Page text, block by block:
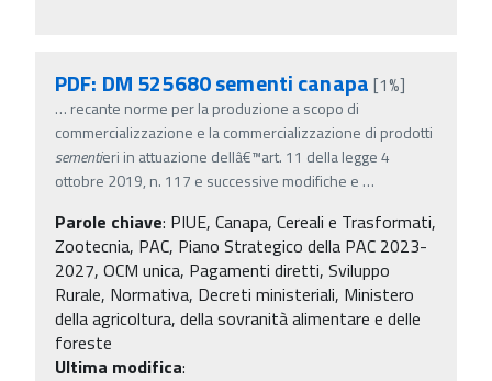
PDF: DM 525680 sementi canapa [1%]
… recante norme per la produzione a scopo di
commercializzazione e la commercializzazione di prodotti
sementieri in attuazione dellâ€™art. 11 della legge 4
ottobre 2019, n. 117 e successive modifiche e …
Parole chiave: PIUE, Canapa, Cereali e Trasformati,
Zootecnia, PAC, Piano Strategico della PAC 2023-
2027, OCM unica, Pagamenti diretti, Sviluppo
Rurale, Normativa, Decreti ministeriali, Ministero
della agricoltura, della sovranità alimentare e delle
foreste
Ultima modifica: